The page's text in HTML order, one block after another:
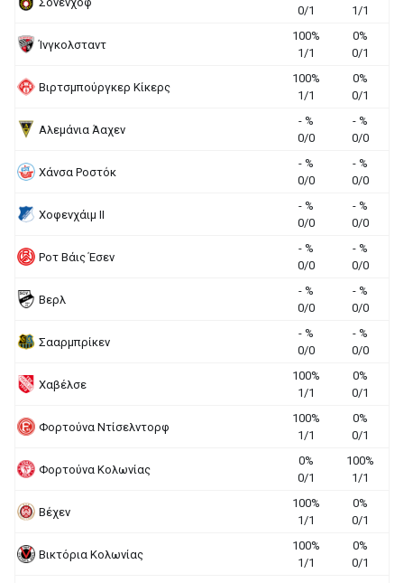
0/1
1/1
Ίνγκολσταντ
100%
1/1
0%
0/1
Βιρτσμπούργκερ Κίκερς
100%
1/1
0%
0/1
Αλεμάνια Άαχεν
- %
0/0
- %
0/0
Χάνσα Ροστόκ
- %
0/0
- %
0/0
Χοφενχάιμ ΙΙ
- %
0/0
- %
0/0
Ροτ Βάις Έσεν
- %
0/0
- %
0/0
Βερλ
- %
0/0
- %
0/0
Σααρμπρίκεν
- %
0/0
- %
0/0
Χαβέλσε
100%
1/1
0%
0/1
Φορτούνα Ντίσελντορφ
100%
1/1
0%
0/1
Φορτούνα Κολωνίας
0%
0/1
100%
1/1
Βέχεν
100%
1/1
0%
0/1
Βικτόρια Κολωνίας
100%
1/1
0%
0/1